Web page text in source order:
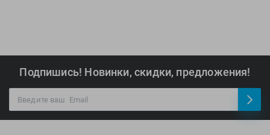
Подпишись! Новинки, скидки, предложения!